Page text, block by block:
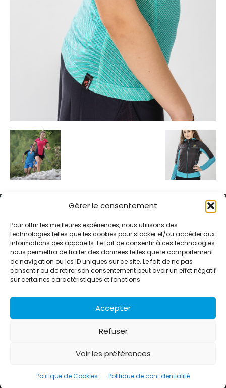
Gérer le consentement
Pour offrir les meilleures expériences, nous utilisons des
technologies telles que les cookies pour stocker et/ou accéder aux
informations des appareils. Le fait de consentir à ces technologies
nous permettra de traiter des données telles que le comportement
de navigation ou les ID uniques sur ce site. Le fait de ne pas
consentir ou de retirer son consentement peut avoir un effet négatif
sur certaines caractéristiques et fonctions.
Accepter
Refuser
Voir les préférences
Politique de Cookies Politique de confidentialité
Alternative Média est une agence de relations presse et de
relations publiques basée à Grenoble. Depuis 1995, elle conçoit et
pilote des stratégies de visibilité en France et à l’international
grâce à un réseau d’agences partenaires.
Contact International
Références
Politique de confidentialité
Politique de Cookies